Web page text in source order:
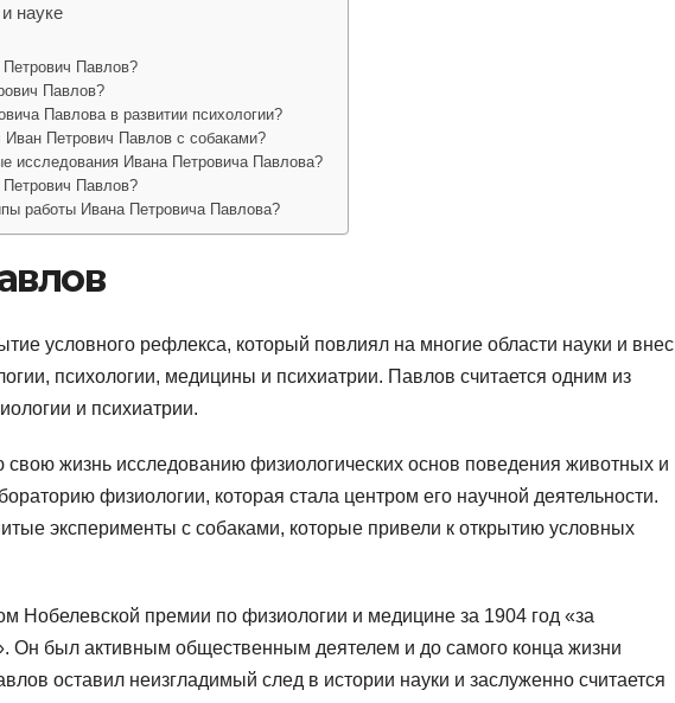
науке
Павлов?
Павлов?
Павлова в развитии психологии?
Иван Петрович Павлов с собаками?
исследования Ивана Петровича Павлова?
Павлов?
работы Ивана Петровича Павлова?
условного рефлекса, который повлиял на многие области науки и внес
психологии, медицины и психиатрии. Павлов считается одним из
и психиатрии.
жизнь исследованию физиологических основ поведения животных и
физиологии, которая стала центром его научной деятельности.
эксперименты с собаками, которые привели к открытию условных
Нобелевской премии по физиологии и медицине за 1904 год «за
Он был активным общественным деятелем и до самого конца жизни
оставил неизгладимый след в истории науки и заслуженно считается